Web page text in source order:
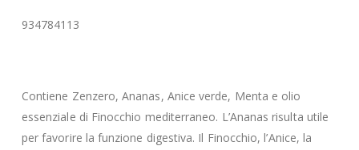
934784113
Contiene Zenzero, Ananas, Anice verde, Menta e olio
essenziale di Finocchio mediterraneo. L’Ananas risulta utile
per favorire la funzione digestiva. Il Finocchio, l’Anice, la